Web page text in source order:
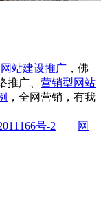
网站建设推广 ，佛
推广、 营销型网站
，全网营销，有我
号-2
网